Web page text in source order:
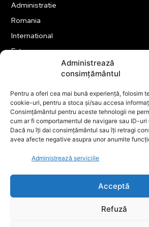
Administrează
consimțământul
Pentru a oferi cea mai bună experiență, folosim
cookie-uri, pentru a stoca și/sau accesa
Consimțământul pentru aceste tehnologii ne
cum ar fi comportamentul de navigare sau ID-
Dacă nu îți dai consimțământul sau îți retragi
avea afecte negative asupra unor anumite
Administrează serviciile
Acceptă
Refuză
Administratie
Romania
International
Externe
Tehnologie
Financiar
ABUZURI
Social
Educatie
Cultura